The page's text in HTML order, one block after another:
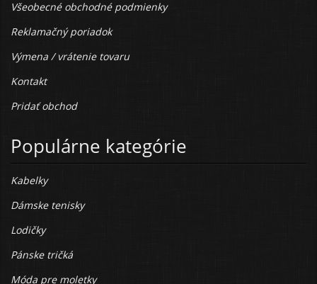
Všeobecné obchodné podmienky
Reklamačný poriadok
Výmena / vrátenie tovaru
Kontakt
Pridať obchod
Populárne kategórie
Kabelky
Dámske tenisky
Lodičky
Pánske tričká
Móda pre moletky